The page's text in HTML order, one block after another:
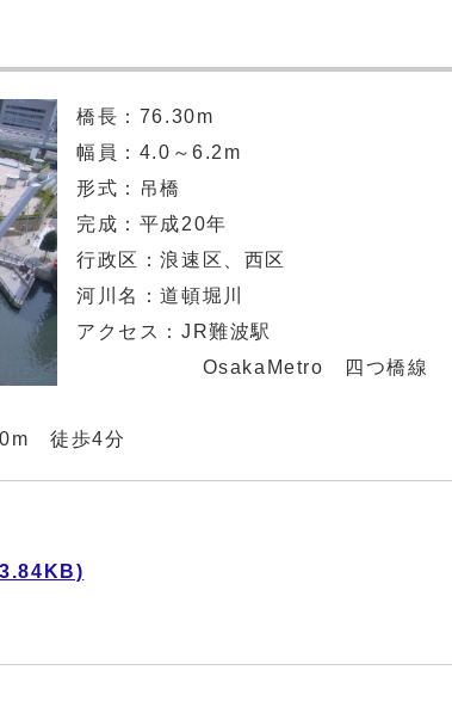
橋長：76.30m
幅員：4.0～6.2m
形式：吊橋
完成：平成20年
行政区：浪速区、西区
河川名：道頓堀川
アクセス：JR難波駅
OsakaMetro 四つ橋線
徒歩4分